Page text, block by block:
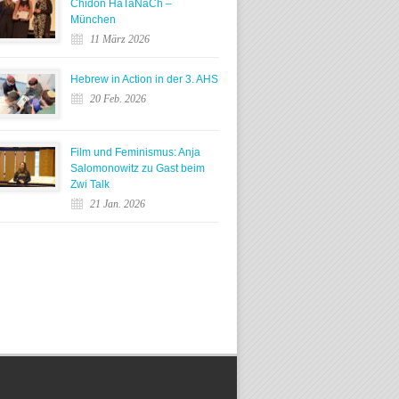
Chidon HaTaNaCh –
München
11 März 2026
Hebrew in Action in der 3. AHS
20 Feb. 2026
Film und Feminismus: Anja
Salomonowitz zu Gast beim
Zwi Talk
21 Jan. 2026